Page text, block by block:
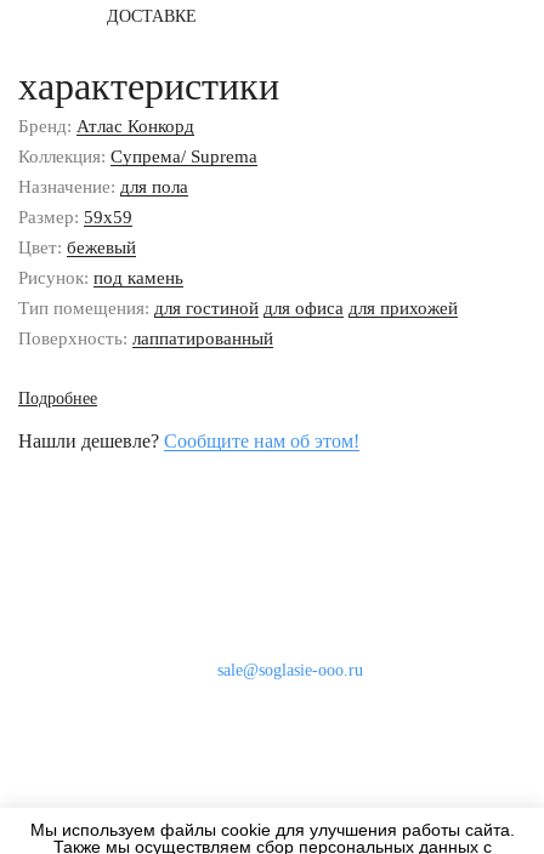
ДОСТАВКЕ
характеристики
Бренд: Атлас Конкорд
Коллекция: Супрема/ Suprema
Назначение: для пола
Размер: 59x59
Цвет: бежевый
Рисунок: под камень
Тип помещения: для гостиной для офиса для прихожей
Поверхность: лаппатированный
Подробнее
Нашли дешевле? Сообщите нам об этом!
Мы используем файлы cookie для улучшения работы сайта.
Также мы осуществляем сбор персональных данных с
sale@soglasie-ooo.ru
Дизайнерам